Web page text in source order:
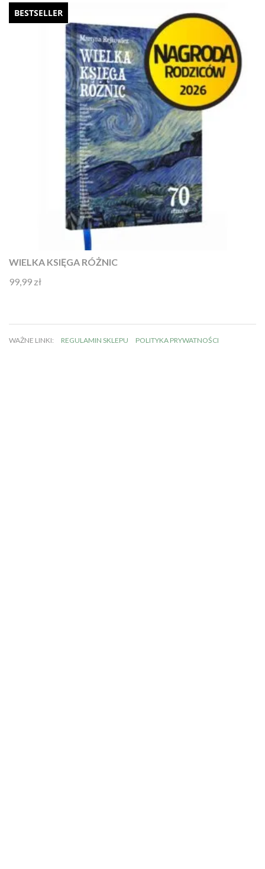
BESTSELLER
WIELKA KSIĘGA RÓŻNIC
Oceniono
99,99 zł
WAŻNE LINKI: REGULAMIN SKLEPU POLITYKA PRYWATNOŚCI